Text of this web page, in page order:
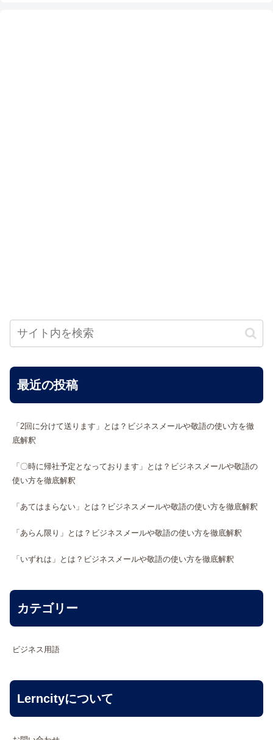
最近の投稿
「2回に分けて送ります」とは？ビジネスメールや敬語の使い方を徹
底解釈
「〇時に帰社予定となっております」とは？ビジネスメールや敬語の
使い方を徹底解釈
「あてはまらない」とは？ビジネスメールや敬語の使い方を徹底解釈
「あらん限り」とは？ビジネスメールや敬語の使い方を徹底解釈
「いずれは」とは？ビジネスメールや敬語の使い方を徹底解釈
カテゴリー
ビジネス用語
Lerncityについて